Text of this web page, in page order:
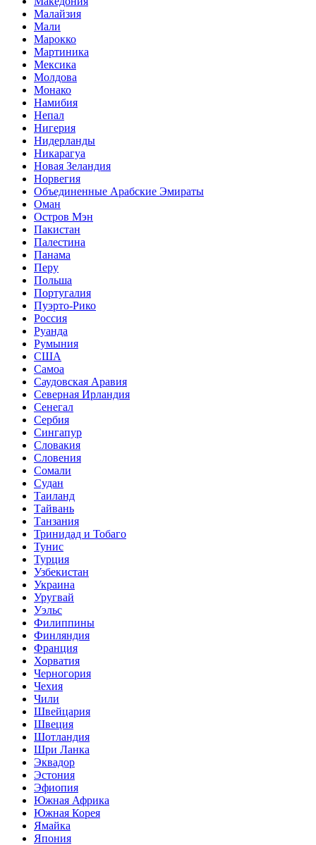
Малайзия
Мали
Марокко
Мартиника
Мексика
Молдова
Монако
Намибия
Непал
Нигерия
Нидерланды
Никарагуа
Новая Зеландия
Норвегия
Объединенные Арабские Эмираты
Оман
Остров Мэн
Пакистан
Палестина
Панама
Перу
Польша
Португалия
Пуэрто-Рико
Россия
Руанда
Румыния
США
Самоа
Саудовская Аравия
Северная Ирландия
Сенегал
Сербия
Сингапур
Словакия
Словения
Сомали
Судан
Таиланд
Тайвань
Танзания
Тринидад и Тобаго
Тунис
Турция
Узбекистан
Украина
Уругвай
Уэльс
Филиппины
Финляндия
Франция
Хорватия
Черногория
Чехия
Чили
Швейцария
Швеция
Шотландия
Шри Ланка
Эквадор
Эстония
Эфиопия
Южная Африка
Южная Корея
Ямайка
Япония